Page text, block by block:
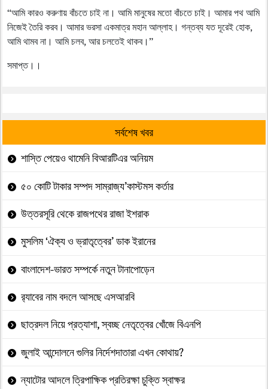
“আমি কারও করুণায় বাঁচতে চাই না। আমি মানুষের মতো বাঁচতে চাই। আমার পথ আমি
নিজেই তৈরি করব। আমার ভরসা একমাত্র মহান আল্লাহ। গন্তব্য যত দূরেই হোক,
আমি থামব না। আমি চলব, আর চলতেই থাকব।”
সমাপ্ত।।
সর্বশেষ খবর
শাস্তি পেয়েও থামেনি বিআরটিএর অনিয়ম
৫০ কোটি টাকার সম্পদ সাম্রাজ্য’কাস্টমস কর্তার
উত্তরসূরি থেকে রাজপথের রাজা ইশরাক
মুসলিম ‘ঐক্য ও ভ্রাতৃত্বের’ ডাক ইরানের
বাংলাদেশ-ভারত সম্পর্কে নতুন টানাপোড়েন
র‍্যাবের নাম বদলে আসছে এসআরবি
ছাত্রদল নিয়ে প্রত্যাশা, স্বচ্ছ নেতৃত্বের খোঁজে বিএনপি
জুলাই আন্দোলনে গুলির নির্দেশদাতারা এখন কোথায়?
ন্যাটোর আদলে ত্রিপাক্ষিক প্রতিরক্ষা চুক্তি স্বাক্ষর